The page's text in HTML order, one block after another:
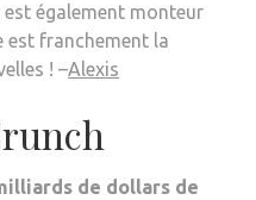
est également monteur
est franchement la
! –Alexis
de dollars de